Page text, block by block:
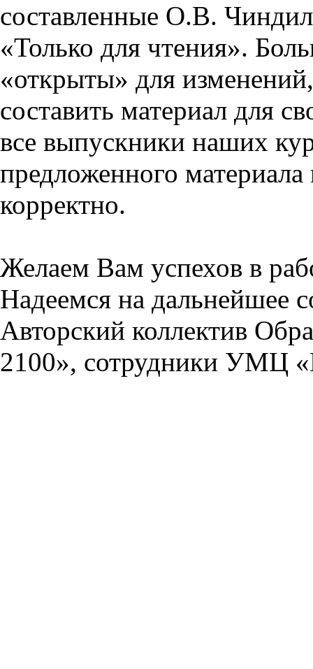
составленные О.В.
«Только для чтения».
«открыты» для
составить материал для
все выпускники наших
предложенного
корректно.
Желаем Вам успехов в
Надеемся на дальнейшее
Авторский коллектив
2100», сотрудники УМЦ